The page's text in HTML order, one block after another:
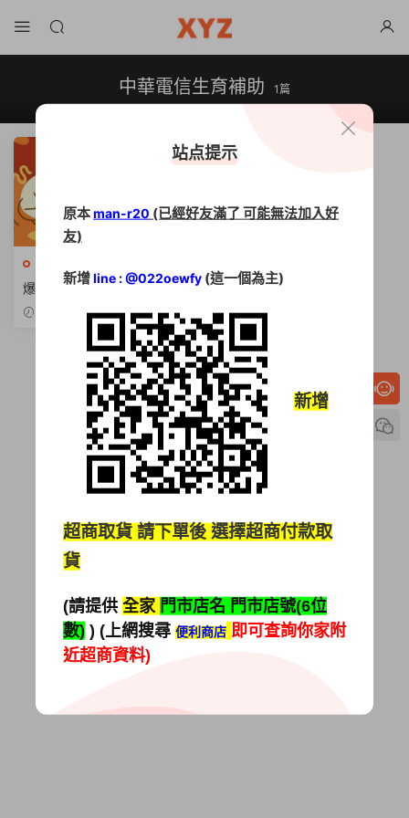
中華電信生育補助 1篇
爆餡鐵飯碗【2026中華電信
薪資】上看4.6萬、年薪狂領1
2025-11-20
站点提示
原本man-r20 (已經好友滿了 可能無法加入好
友)
新增line : @022oewfy (這一個為主)
新增
超商取貨 請下單後 選擇超商付款取
貨
(請提供 全家 門市店名 門市店號(6位
數) ) (上網搜尋 便利商店 即可查詢你家附
近超商資料)